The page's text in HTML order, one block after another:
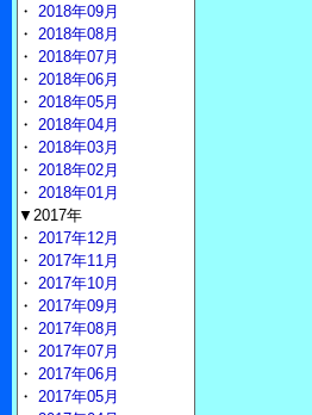
・ 2018年09月
・ 2018年08月
・ 2018年07月
・ 2018年06月
・ 2018年05月
・ 2018年04月
・ 2018年03月
・ 2018年02月
・ 2018年01月
▼2017年
・ 2017年12月
・ 2017年11月
・ 2017年10月
・ 2017年09月
・ 2017年08月
・ 2017年07月
・ 2017年06月
・ 2017年05月